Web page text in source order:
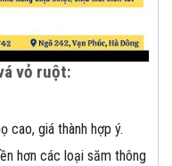
vỏ ruột:
cao, giá thành hợp ý.
hơn các loại săm thông